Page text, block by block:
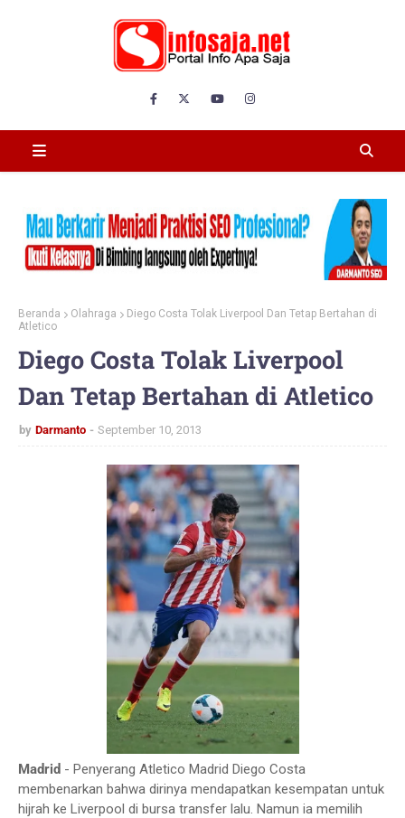
Beranda Olahraga
Diego Costa Tolak Liverpool Dan Tetap Bertahan di
Atletico
Diego Costa Tolak Liverpool
Dan Tetap Bertahan di Atletico
by Darmanto September 10, 2013
Madrid - Penyerang Atletico Madrid Diego Costa
membenarkan bahwa dirinya mendapatkan kesempatan untuk
hijrah ke Liverpool di bursa transfer lalu. Namun ia memilih